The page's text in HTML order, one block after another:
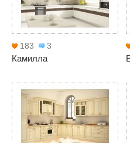
183 3
Камилла